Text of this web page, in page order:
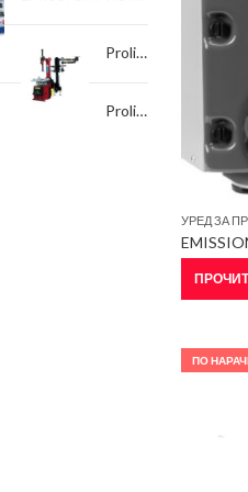
ПО
Proline 324
Proline 321